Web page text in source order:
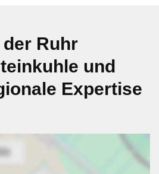
Ruhr
und
Expertise